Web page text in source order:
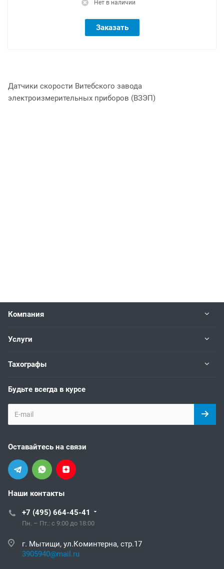
Нет в наличии
Заказать
Датчики скорости Витебского завода
электроизмерительных приборов (ВЗЭП)
Компания
Услуги
Тахографы
Будьте всегда в курсе
Оставайтесь на связи
Наши контакты
+7 (495) 664-45-41
Пн. – Пт.: с 9:00 до 18:00
г. Мытищи, ул.Коминтерна, стр.17
3905940@mail.ru